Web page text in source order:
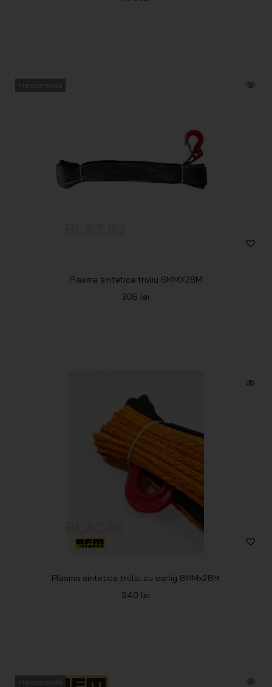
Precomandă
Plasma sintetica troliu 6MMX28M
205 lei
Plasma sintetica troliu cu carlig 8MMx28M
340 lei
Precomandă